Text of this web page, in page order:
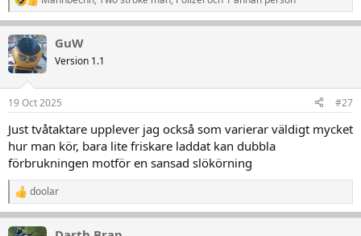
R
e
k
t
i
e
:
GuW
Version 1.1
19 Oct 2025 #27
Just tvåtaktare upplever jag också som varierar väldigt mycket
hur man kör, bara lite friskare laddat kan dubbla
förbrukningen motför en sansad slökörning
R
e
a
doolar